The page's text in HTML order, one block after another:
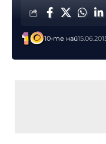
10-те най